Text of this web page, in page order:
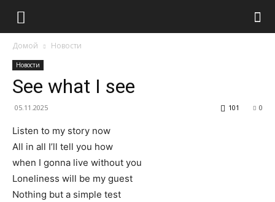
Домой Новости
Новости
See what I see
05.11.2025 0
101
Listen to my story now
All in all I’ll tell you how
when I gonna live without you
Loneliness will be my guest
Nothing but a simple test